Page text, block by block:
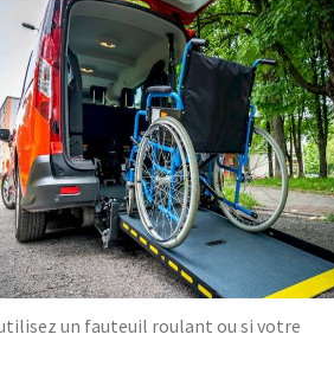
un fauteuil roulant ou si votre